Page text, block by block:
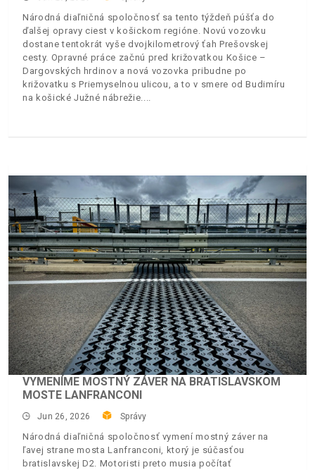
Národná diaľničná spoločnosť sa tento týždeň púšťa do
ďalšej opravy ciest v košickom regióne. Novú vozovku
dostane tentokrát vyše dvojkilometrový ťah Prešovskej
cesty. Opravné práce začnú pred križovatkou Košice –
Dargovských hrdinov a nová vozovka pribudne po
križovatku s Priemyselnou ulicou, a to v smere od Budimíru
na košické Južné nábrežie.
VYMENÍME MOSTNÝ ZÁVER NA BRATISLAVSKOM
MOSTE LANFRANCONI
Jun 26, 2026 Správy
Národná diaľničná spoločnosť vymení mostný záver na
ľavej strane mosta Lanfranconi, ktorý je súčasťou
bratislavskej D2. Motoristi preto musia počítať